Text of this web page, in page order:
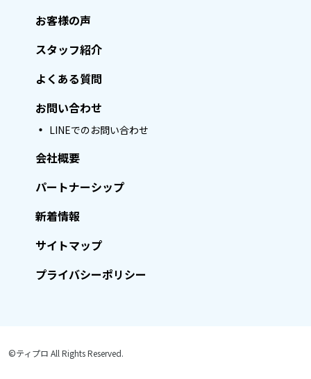
お客様の声
スタッフ紹介
よくある質問
お問い合わせ
LINEでのお問い合わせ
会社概要
パートナーシップ
新着情報
サイトマップ
プライバシーポリシー
©ティプロ All Rights Reserved.